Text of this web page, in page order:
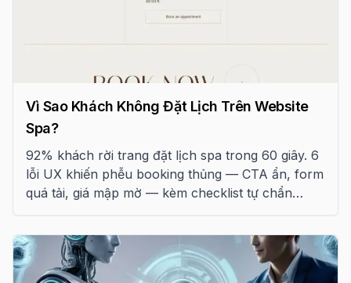
Vì Sao Khách Không Đặt Lịch Trên Website
Spa?
92% khách rời trang đặt lịch spa trong 60 giây. 6
lỗi UX khiến phễu booking thủng — CTA ẩn, form
quá tải, giá mập mờ — kèm checklist tự chẩn